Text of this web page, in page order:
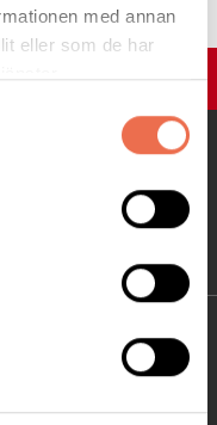
med annan
eller som de har
UPP